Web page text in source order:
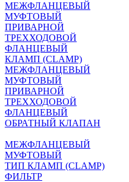
МЕЖФЛАНЦЕВЫЙ
МУФТОВЫЙ
ПРИВАРНОЙ
ТРЕХХОДОВОЙ
ФЛАНЦЕВЫЙ
КЛАМП (CLAMP)
МЕЖФЛАНЦЕВЫЙ
МУФТОВЫЙ
ПРИВАРНОЙ
ТРЕХХОДОВОЙ
ФЛАНЦЕВЫЙ
ОБРАТНЫЙ КЛАПАН
МЕЖФЛАНЦЕВЫЙ
МУФТОВЫЙ
ТИП КЛАМП (CLAMP)
ФИЛЬТР